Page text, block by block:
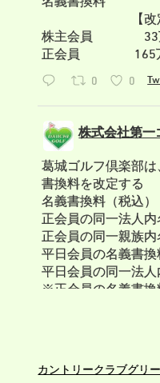
【改定前
株主会員
正会員 165万
0 0
;
株式会社第一
葛城ゴルフ倶楽部
書換料を改定する
名義書換料（税込）
正会員の同一法人
正会員の同一親族
平日会員の名義書
平日会員の同一法
※正会員の名義書換
株式会社第一
カントリークラブグリ